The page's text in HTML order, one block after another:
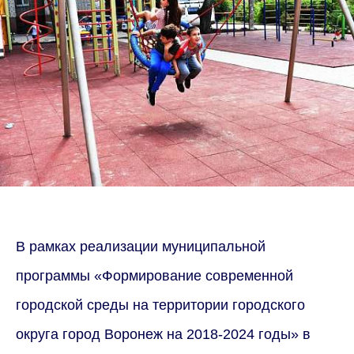
В рамках реализации муниципальной
программы «Формирование современной
городской среды на территории городского
округа город Воронеж на 2018-2024 годы» в